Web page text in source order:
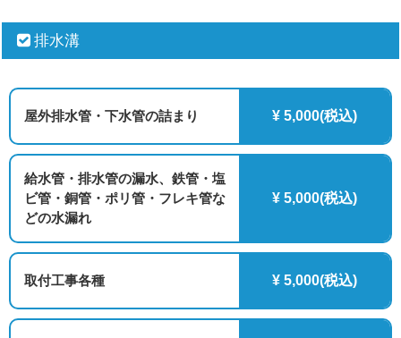
排水溝
屋外排水管・下水管の詰まり ¥ 5,000(税込)
給水管・排水管の漏水、鉄管・塩
ビ管・銅管・ポリ管・フレキ管な
どの水漏れ
¥ 5,000(税込)
取付工事各種 ¥ 5,000(税込)